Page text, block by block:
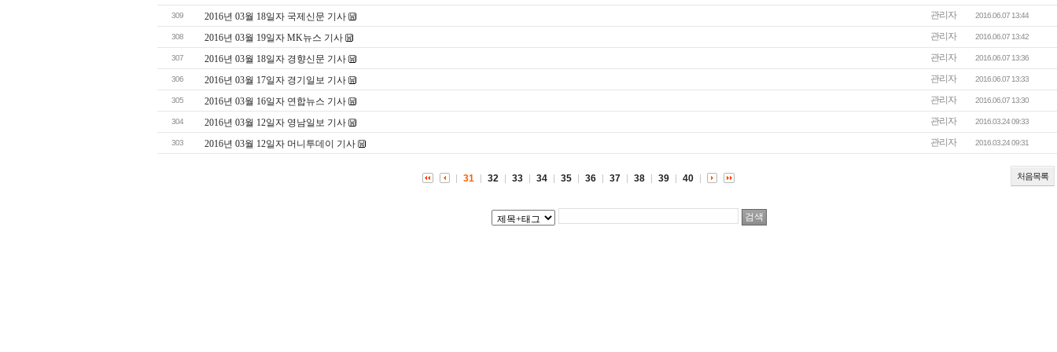
309 2016년 03월 18일자 국제신문 기사 관리자 2016.06.07 13:44
308 2016년 03월 19일자 MK뉴스 기사 관리자 2016.06.07 13:42
307 2016년 03월 18일자 경향신문 기사 관리자 2016.06.07 13:36
306 2016년 03월 17일자 경기일보 기사 관리자 2016.06.07 13:33
305 2016년 03월 16일자 연합뉴스 기사 관리자 2016.06.07 13:30
304 2016년 03월 12일자 영남일보 기사 관리자 2016.03.24 09:33
303 2016년 03월 12일자 머니투데이 기사 관리자 2016.03.24 09:31
처음목록
31 32 33 34 35 36 37 38 39 40